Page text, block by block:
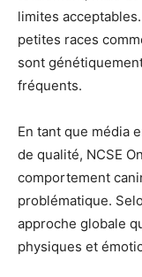
limites
petites races
sont
fréquents.
En tant que média
de qualité, NCSE
comportement
problématique.
approche globale
physiques et